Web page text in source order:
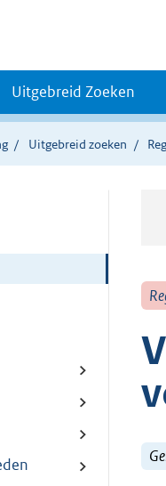
Uitgebreid Zoeken
Uitgebreid zoeken